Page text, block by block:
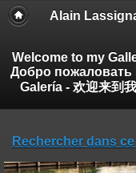
Alain
Welcome to my
Добро
Galería - 欢迎来到
Rechercher dans